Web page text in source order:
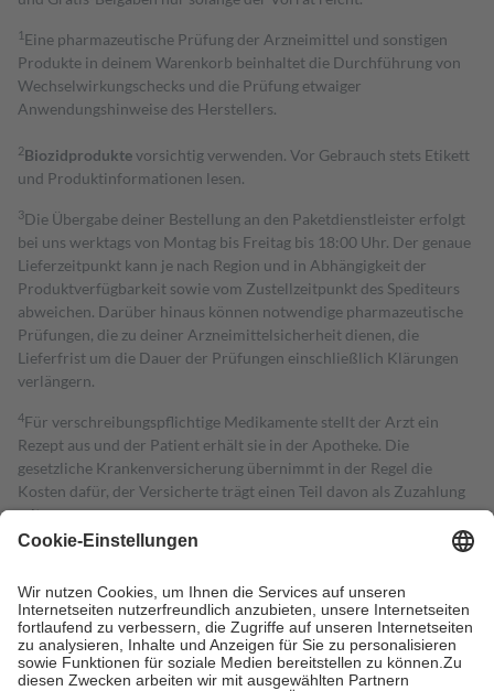
1 Eine pharmazeutische Prüfung der Arzneimittel und sonstigen
Produkte in deinem Warenkorb beinhaltet die Durchführung von
Wechselwirkungschecks und die Prüfung etwaiger
Anwendungshinweise des Herstellers.
2Biozidproduktevorsichtig verwenden. Vor Gebrauch stets Etikett
und Produktinformationen lesen.
3Die Übergabe deiner Bestellung an den Paketdienstleister erfolgt
bei uns werktags von Montag bis Freitag bis 18:00 Uhr. Der genaue
Lieferzeitpunkt kann je nach Region und in Abhängigkeit der
Produktverfügbarkeit sowie vom Zustellzeitpunkt des Spediteurs
abweichen. Darüber hinaus können notwendige pharmazeutische
Prüfungen, die zu deiner Arzneimittelsicherheit dienen, die
Lieferfrist um die Dauer der Prüfungen einschließlich Klärungen
verlängern.
4Für verschreibungspflichtige Medikamente stellt der Arzt ein
Rezept aus und der Patient erhält sie in der Apotheke. Die
gesetzliche Krankenversicherung übernimmt in der Regel die
Kosten dafür, der Versicherte trägt einen Teil davon als Zuzahlung
mit.
Grundsätzlich leisten Mitglieder Zuzahlungen in Höhe von zehn
höchstens zehn Euro.
Es sind jedoch nie mehr als die tatsächlichen
Kosten der Leistung zu entrichten.
Diese Regeln gelten grundsätzlich auch für Online-Apotheken.
Bei Heilmitteln und häuslicher Krankenpflege beträgt die
Zuzahlung zehn Prozent der Kosten sowie zehn Euro je